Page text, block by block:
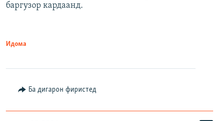
баргузор кардаанд.
Идома
Ба дигарон фиристед